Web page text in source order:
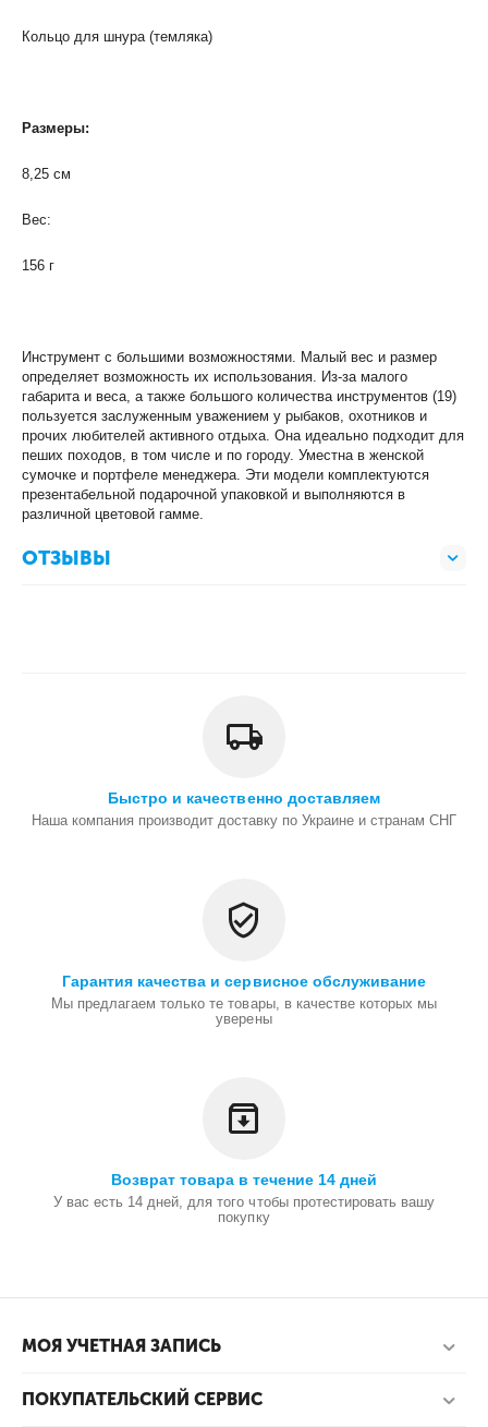
Кольцо для шнура (темляка)
Размеры:
8,25 см
Вес:
156 г
Инструмент с большими возможностями. Малый вес и размер
определяет возможность их использования. Из-за малого
габарита и веса, а также большого количества инструментов (19)
пользуется заслуженным уважением у рыбаков, охотников и
прочих любителей активного отдыха. Она идеально подходит для
пеших походов, в том числе и по городу. Уместна в женской
сумочке и портфеле менеджера. Эти модели комплектуются
презентабельной подарочной упаковкой и выполняются в
различной цветовой гамме.
ОТЗЫВЫ
Быстро и качественно доставляем
Наша компания производит доставку по Украине и странам СНГ
Гарантия качества и сервисное обслуживание
Мы предлагаем только те товары, в качестве которых мы
уверены
Возврат товара в течение 14 дней
У вас есть 14 дней, для того чтобы протестировать вашу
покупку
МОЯ УЧЕТНАЯ ЗАПИСЬ
ПОКУПАТЕЛЬСКИЙ СЕРВИС